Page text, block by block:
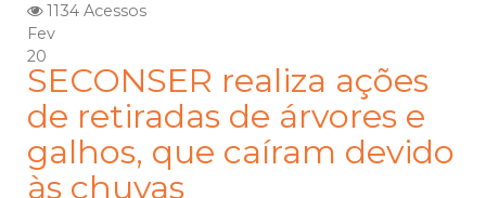
1134 Acessos
Fev
20
SECONSER realiza ações
de retiradas de árvores e
galhos, que caíram devido
às chuvas